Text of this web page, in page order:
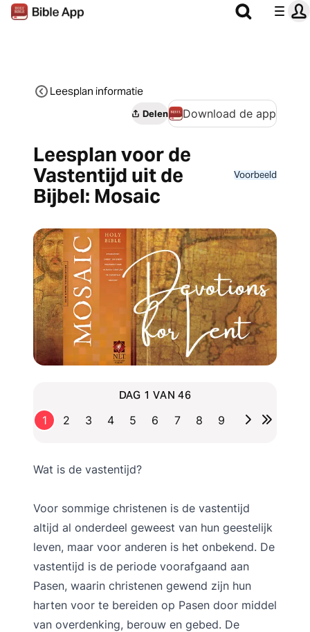
Leesplan informatie
Delen Download de app
Leesplan voor de
Vastentijd uit de
Bijbel: Mosaic
Voorbeeld
DAG 1 VAN 46
1 2 3 4 5 6 7 8 9
Wat is de vastentijd?
Voor sommige christenen is de vastentijd
altijd al onderdeel geweest van hun geestelijk
leven, maar voor anderen is het onbekend. De
vastentijd is de periode voorafgaand aan
Pasen, waarin christenen gewend zijn hun
harten voor te bereiden op Pasen door middel
van overdenking, berouw en gebed. De